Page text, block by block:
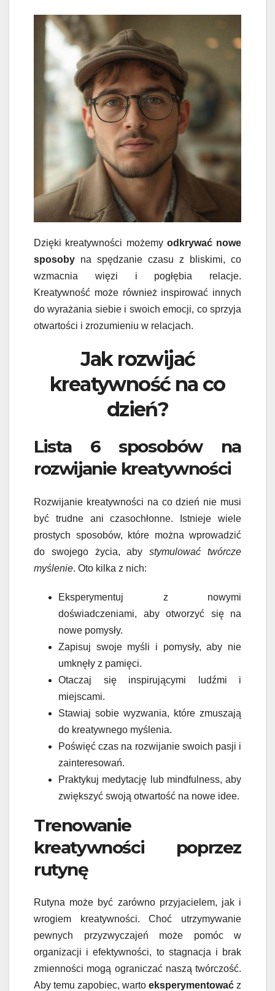
Dzięki kreatywności możemy odkrywać nowe
sposoby na spędzanie czasu z bliskimi, co
wzmacnia więzi i pogłębia relacje.
Kreatywność może również inspirować innych
do wyrażania siebie i swoich emocji, co sprzyja
otwartości i zrozumieniu w relacjach.
Jak rozwijać
kreatywność na co
dzień?
Lista 6 sposobów na
rozwijanie kreatywności
Rozwijanie kreatywności na co dzień nie musi
być trudne ani czasochłonne. Istnieje wiele
prostych sposobów, które można wprowadzić
do swojego życia, abystymulować twórcze
myślenie. Oto kilka z nich:
Eksperymentuj z nowymi
doświadczeniami, aby otworzyć się na
nowe pomysły.
Zapisuj swoje myśli i pomysły, aby nie
umknęły z pamięci.
Otaczaj się inspirującymi ludźmi i
miejscami.
Stawiaj sobie wyzwania, które zmuszają
do kreatywnego myślenia.
Poświęć czas na rozwijanie swoich pasji i
zainteresowań.
Praktykuj medytację lub mindfulness, aby
zwiększyć swoją otwartość na nowe idee.
Trenowanie
kreatywności poprzez
rutynę
Rutyna może być zarówno przyjacielem, jak i
wrogiem kreatywności. Choć utrzymywanie
pewnych przyzwyczajeń może pomóc w
organizacji i efektywności, to stagnacja i brak
zmienności mogą ograniczać naszą twórczość.
Aby temu zapobiec, warto eksperymentować z